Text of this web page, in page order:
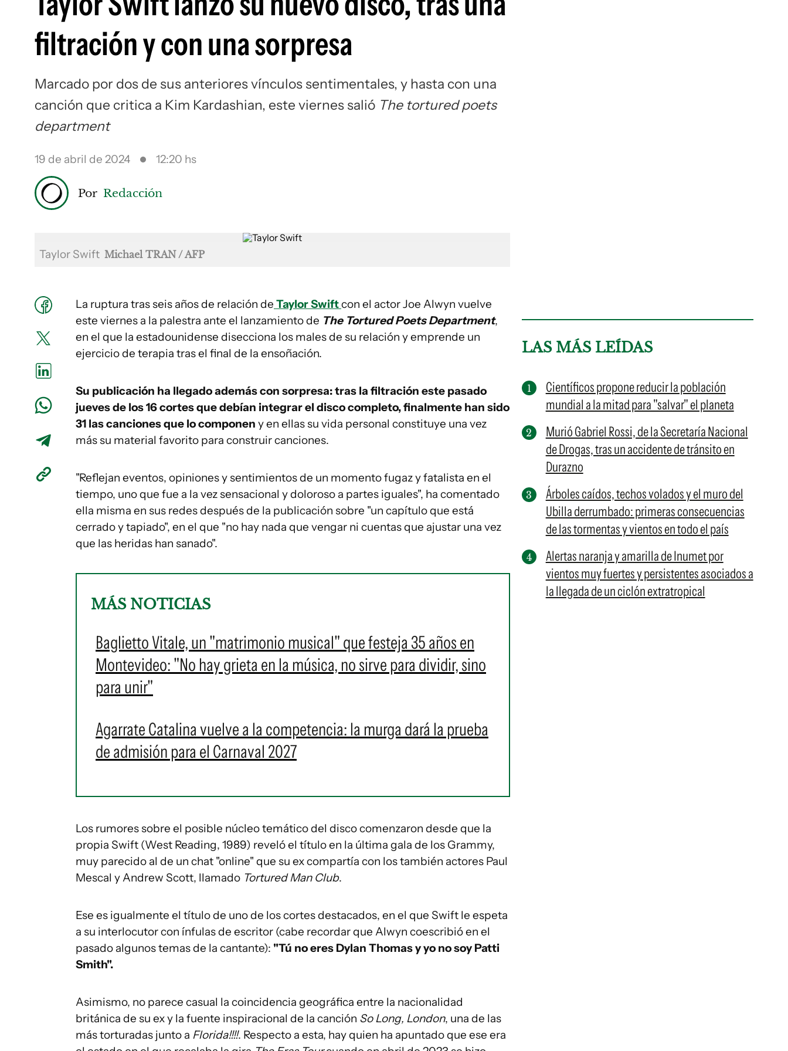
filtración y con una sorpresa
Marcado por dos de sus anteriores vínculos sentimentales, y hasta con una
canción que critica a Kim Kardashian, este viernes salió The tortured poets
department
19 de abril de 2024 12:20 hs
Por Redacción
Taylor Swift Michael TRAN / AFP
La ruptura tras seis años de relación de Taylor Swiftcon el actor Joe Alwyn vuelve
este viernes a la palestra ante el lanzamiento de The Tortured Poets Department,
en el que la estadounidense disecciona los males de su relación y emprende un
ejercicio de terapia tras el final de la ensoñación.
Su publicación ha llegado además con sorpresa: tras la filtración este pasado
jueves de los 16 cortes que debían integrar el disco completo, finalmente han sido
31 las canciones que lo componen y en ellas su vida personal constituye una vez
más su material favorito para construir canciones.
"Reflejan eventos, opiniones y sentimientos de un momento fugaz y fatalista en el
tiempo, uno que fue a la vez sensacional y doloroso a partes iguales", ha comentado
ella misma en sus redes después de la publicación sobre "un capítulo que está
cerrado y tapiado", en el que "no hay nada que vengar ni cuentas que ajustar una vez
que las heridas han sanado".
MÁS NOTICIAS
Baglietto Vitale, un "matrimonio musical" que festeja 35 años en
Montevideo: "No hay grieta en la música, no sirve para dividir, sino
para unir"
Agarrate Catalina vuelve a la competencia: la murga dará la prueba
de admisión para el Carnaval 2027
Los rumores sobre el posible núcleo temático del disco comenzaron desde que la
propia Swift (West Reading, 1989) reveló el título en la última gala de los Grammy,
muy parecido al de un chat "online" que su ex compartía con los también actores Paul
Mescal y Andrew Scott, llamado Tortured Man Club.
Ese es igualmente el título de uno de los cortes destacados, en el que Swift le espeta
a su interlocutor con ínfulas de escritor (cabe recordar que Alwyn coescribió en el
pasado algunos temas de la cantante): "Tú no eres Dylan Thomas y yo no soy Patti
Smith".
Asimismo, no parece casual la coincidencia geográfica entre la nacionalidad
británica de su ex y la fuente inspiracional de la canción So Long, London, una de las
más torturadas junto a Florida!!!!. Respecto a esta, hay quien ha apuntado que ese era
LAS MÁS LEÍDAS
Científicos propone reducir la población
mundial a la mitad para "salvar" el planeta
Murió Gabriel Rossi, de la Secretaría Nacional
de Drogas, tras un accidente de tránsito en
Durazno
Árboles caídos, techos volados y el muro del
Ubilla derrumbado: primeras consecuencias
de las tormentas y vientos en todo el país
Alertas naranja y amarilla de Inumet por
vientos muy fuertes y persistentes asociados a
la llegada de un ciclón extratropical